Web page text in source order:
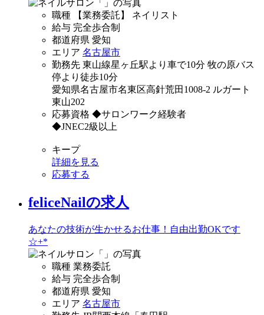
職種
【業務委託】 ネイリスト
給与 完全歩合制
都道府県 愛知
エリア 名古屋市
勤務先 東山線星ヶ丘駅より車で10分 牧の原バス
停より徒歩10分
愛知県名古屋市名東区高針荒田1008-2 ルガート
東山202
応募資格 ◆サロンワーク経験者
◆JNEC2級以上
キープ
詳細を見る
応募する
feliceNailの求人
あなたの技術が生かせるお仕事！自由出勤OKです
☆+*
職種 業務委託
給与 完全歩合制
都道府県 愛知
エリア 名古屋市